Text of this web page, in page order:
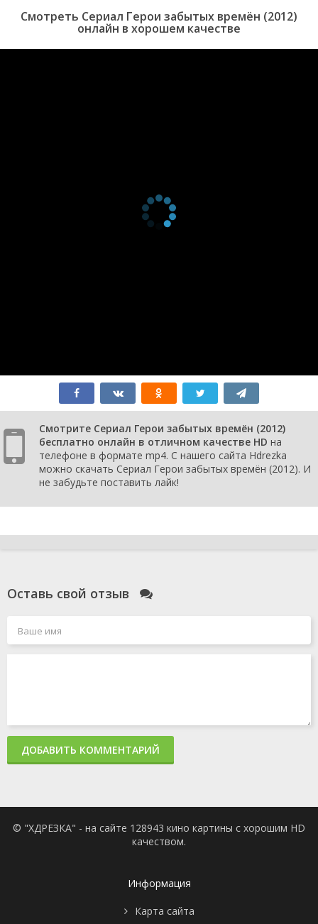
Смотреть Сериал Герои забытых времён (2012)
онлайн в хорошем качестве
Смотрите Сериал Герои забытых времён (2012)
бесплатно онлайн в отличном качестве HD на
телефоне в формате mp4. С нашего сайта Hdrezka
можно скачать Сериал Герои забытых времён (2012). И
не забудьте поставить лайк!
Оставь свой отзыв
ДОБАВИТЬ КОММЕНТАРИЙ
© "ХДРЕЗКА" - на сайте 128943 кино картины с хорошим HD
качеством.
Информация
Карта сайта